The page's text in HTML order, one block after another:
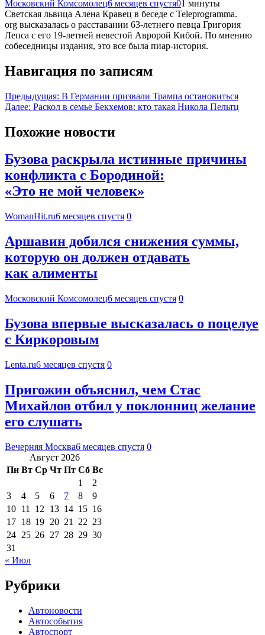
Московский Комсомолец6 месяцев спустя01 минуты
Светская львица Алена Кравец в беседе с Teleprogramma.
org высказалась о расставании 63-летнего певца Григория
Лепса с его 19-летней невестой Авророй Кибой. По мнению
собеседницы издания, это все была пиар-история.
Навигация по записям
Предыдущая: В Германии призвали Трампа остановиться
Далее: Раскол в семье Бекхемов: кто такая Никола Пельтц
Похожие новости
Бузова раскрыла истинные причины
конфликта с Бородиной:
«Это не мой человек»
WomanHit.ru6 месяцев спустя 0
Аршавин добился снижения суммы,
которую он должен отдавать
как алименты
Московский Комсомолец6 месяцев спустя 0
Бузова впервые высказалась о поцелуе
с Киркоровым
Lenta.ru6 месяцев спустя 0
Пригожин объяснил, чем Стас
Михайлов отбил у поклонниц желание
его слушать
Вечерняя Москва6 месяцев спустя 0
Август 2026
Пн Вт Ср Чт Пт Сб Вс
1
2
3
4 5 6 7 8
9
10 11 12 13 14 15 16
17 18 19 20 21 22 23
24 25 26 27 28 29 30
31
« Июл
Рубрики
Автоновости
Автособытия
Автоспорт